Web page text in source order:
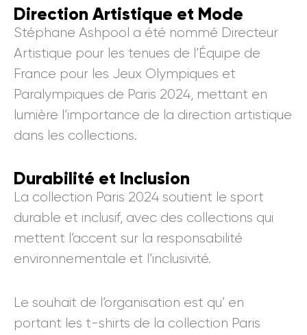
Direction Artistique et Mode
Stéphane Ashpool a été nommé Directeur
Artistique pour les tenues de l’Équipe de
France pour les Jeux Olympiques et
Paralympiques de Paris 2024, mettant en
lumière l’importance de la direction artistique
dans les collections.
Durabilité et Inclusion
La collection Paris 2024 soutient le sport
durable et inclusif, avec des collections qui
mettent l’accent sur la responsabilité
environnementale et l’inclusivité.
Le souhait de l’organisation est qu’ en
portant les t-shirts de la collection Paris